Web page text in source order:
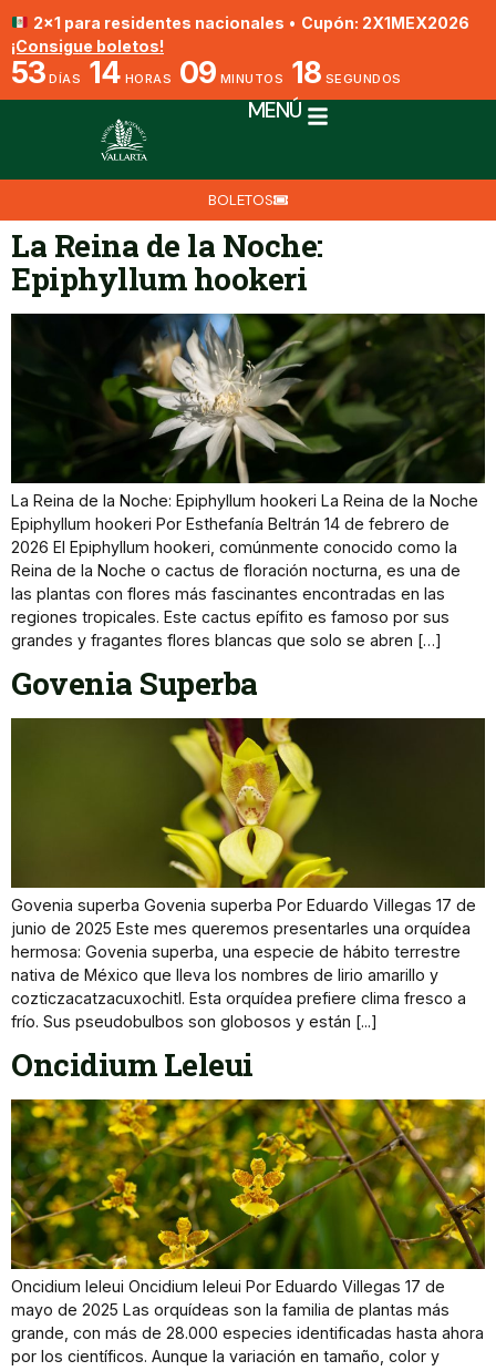
2x1 para residentes nacionales • Cupón: 2X1MEX2026
¡Consigue boletos!
53 DÍAS 14 HORAS 09 MINUTOS 18 SEGUNDOS
MENÚ
BOLETOS
La Reina de la Noche:
Epiphyllum hookeri
La Reina de la Noche: Epiphyllum hookeri La Reina de la Noche
Epiphyllum hookeri Por Esthefanía Beltrán 14 de febrero de
2026 El Epiphyllum hookeri, comúnmente conocido como la
Reina de la Noche o cactus de floración nocturna, es una de
las plantas con flores más fascinantes encontradas en las
regiones tropicales. Este cactus epífito es famoso por sus
grandes y fragantes flores blancas que solo se abren […]
Govenia Superba
Govenia superba Govenia superba Por Eduardo Villegas 17 de
junio de 2025 Este mes queremos presentarles una orquídea
hermosa: Govenia superba, una especie de hábito terrestre
nativa de México que lleva los nombres de lirio amarillo y
cozticzacatzacuxochitl. Esta orquídea prefiere clima fresco a
frío. Sus pseudobulbos son globosos y están [...]
Oncidium Leleui
Oncidium leleui Oncidium leleui Por Eduardo Villegas 17 de
mayo de 2025 Las orquídeas son la familia de plantas más
grande, con más de 28.000 especies identificadas hasta ahora
por los científicos. Aunque la variación en tamaño, color y